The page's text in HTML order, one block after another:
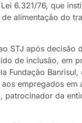
6.321/76, que
alimentação do
STJ após decisão
de inclusão, em
Fundação
empregados
patrocinador da